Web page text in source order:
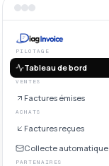
PILOTAGE
Tableau de bord
VENTES
Factures émises
ACHATS
Factures reçues
Collecte automatique
PARTENAIRES